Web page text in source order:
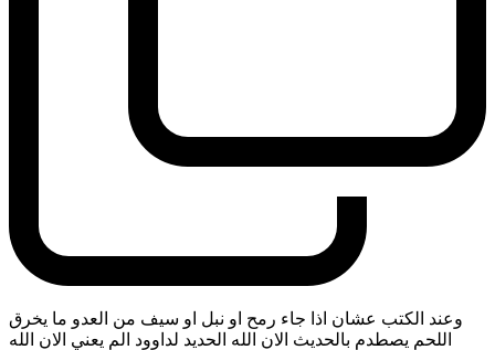
وعند الكتب عشان اذا جاء رمح او نبل او سيف من العدو ما يخرق
اللحم يصطدم بالحديث الان الله الحديد لداوود الم يعني الان الله